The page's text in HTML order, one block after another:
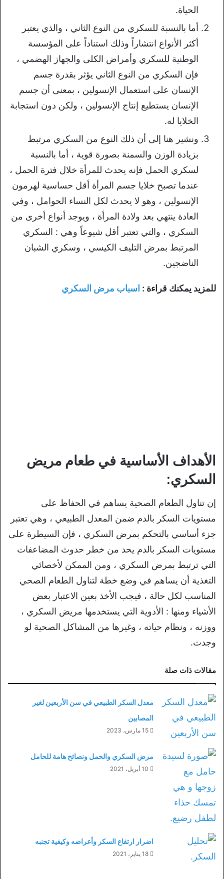
الحياة.
أما بالنسبة للسكري من النوع الثاني ، والذي يعتبر
أكثر الأنواع انتشاراً وذلك استناداً على المؤسسة
الوطنية للسكري وأمراض الكلى والجهاز الهضمي ،
فإن السكري من النوع الثاني يؤثر بقدرة جسم
الإنسان على استعمال الإنسولين ، بمعنى أن جسم
الإنسان يستطيع إنتاج الإنسولين ، ولكن دون استجابة
الخلايا له.
ونشير هنا إلى أن ذلك النوع من السكري مرتبط
بزيادة الوزن والسمنة بصورة قوية ، أما بالنسبة
لسكري الحمل فإنه يحدث للمرأة خلال فترة الحمل ،
عندما تصبح خلايا جسم المرأة أقل حساسية لهرمون
الإنسولين ، وهو لا يحدث لكل النساء الحوامل ، وفي
العادة ينتهي بعد ولادة المرأة ، ويوجد أنواع أخرى من
السكري ، والتي تعتبر أقل شيوعاً وهي : السكري
المرتبط بمرض التليف الكيسي ، وسكري الشبان
الناضجين.
للمزيد يمكنك قراءة : اسباب مرض السكري
الأهداف الأساسية في طعام مريض
السكري:
إن تناول الطعام الصحية يساهم في الحفاظ على
مستويات السكر بالدم ضمن المعدل الطبيعي ، وهي تعتبر
جزء أساسي بالتحكم بمرض السكري ، فإن السيطرة على
مستويات السكر بالدم يحد من خطر حدوث المضاعفات
التي ترتبط بمرض السكري ، ومن الممكن لأخصائي
التغذية أن يساهم في وضع خطة لتناول الطعام الصحي
المناسب لكل حالة ، فيجب الأخذ بعين الاعتبار بعض
الأشياء ومنها : الأدوية التي يستخدمها مريض السكري ،
ووزنه ، ونظام حياته ، وغيرها من المشاكل الصحية لو
وجدت.
مقالات ذات صلة
معدل السكر الطبيعي في سن الأربعين لغير
المصابين
15 مارس، 2023
مرض السكري والحمل ونصائح هامة للحامل
10 أبريل، 2021
اضرار ارتفاع السكر وأعراضه وكيفية تجنبه
18 يناير، 2021